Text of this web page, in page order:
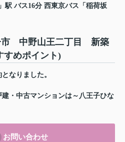
」駅 バス16分 西東京バス「稲荷坂
中野山王二丁目 新築
すめポイント)
なりました。
・中古マンションは～八王子ひな
お問い合わせ